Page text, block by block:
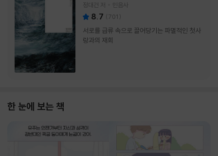
정대건 저 민음사
8.7 (701 )
서로를 급류 속으로 끌어당기는 파멸적인 첫사
랑과의 재회
한 눈에 보는 책